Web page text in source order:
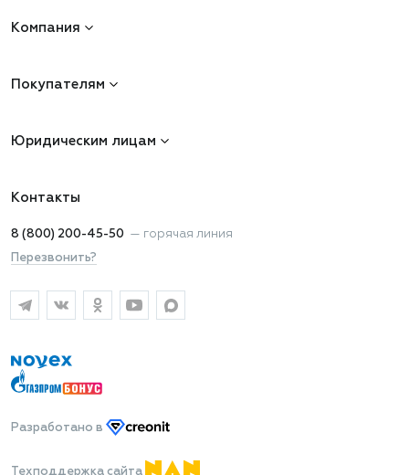
Компания
Покупателям
Юридическим лицам
Контакты
8 (800) 200-45-50 — горячая линия
Перезвонить?
Разработано в
Техподдержка сайта